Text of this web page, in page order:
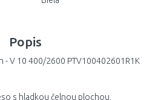
Popis
- V 10 400/2600 PTV100402601R1K
s hladkou čelnou plochou,